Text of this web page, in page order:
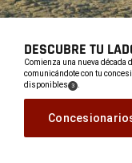
DESCUBRE TU
,Comienza una nueva década
comunicándote con tu
disponibles (3)